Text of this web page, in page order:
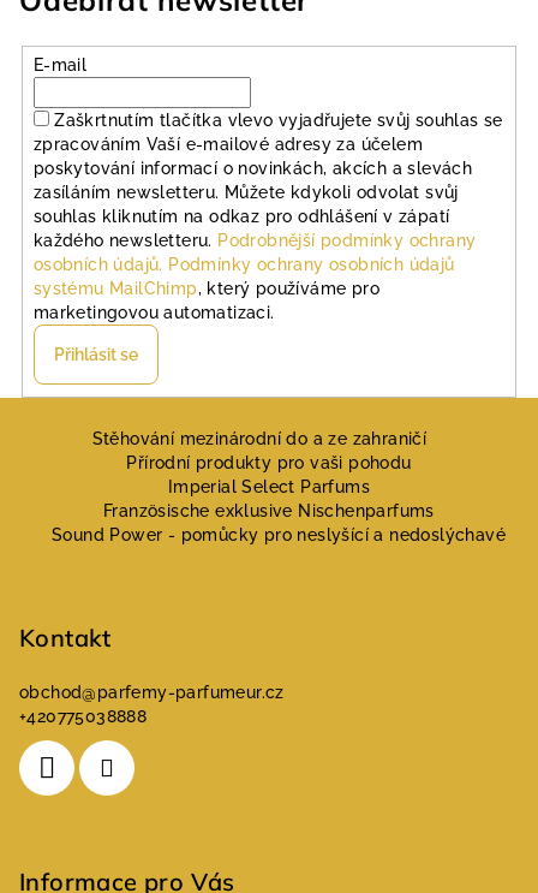
E-mail
Zaškrtnutím tlačítka vlevo vyjadřujete svůj souhlas se
zpracováním Vaší e-mailové adresy za účelem
poskytování informací o novinkách, akcích a slevách
zasíláním newsletteru. Můžete kdykoli odvolat svůj
souhlas kliknutím na odkaz pro odhlášení v zápatí
každého newsletteru. Podrobnější podmínky ochrany
osobních údajů. Podmínky ochrany osobních údajů
systému MailChimp, který používáme pro
marketingovou automatizaci.
Přihlásit se
Stěhování mezinárodní do a ze zahraničí
Přírodní produkty pro vaši pohodu
Imperial Select Parfums
Französische exklusive Nischenparfums
Sound Power - pomůcky pro neslyšící a nedoslýchavé
Kontakt
obchod@parfemy-parfumeur.cz
+420775038888
Informace pro Vás